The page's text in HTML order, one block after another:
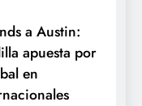
a Austin:
apuesta por
en